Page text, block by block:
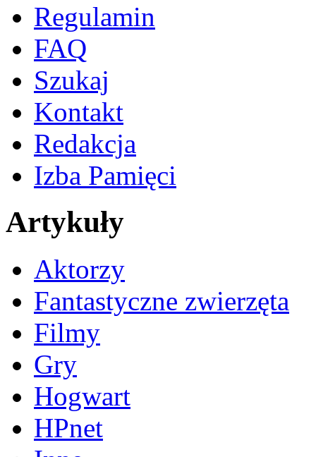
Regulamin
FAQ
Szukaj
Kontakt
Redakcja
Izba Pamięci
Artykuły
Aktorzy
Fantastyczne zwierzęta
Filmy
Gry
Hogwart
HPnet